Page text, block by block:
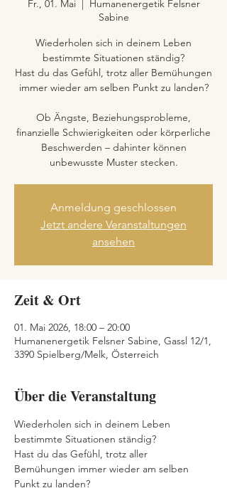
Fr., 01. Mai
  |
Humanenergetik Felsner
Sabine
Wiederholen sich in deinem Leben
bestimmte Situationen ständig?
Hast du das Gefühl, trotz aller Bemühungen
immer wieder am selben Punkt zu landen?
Ob Ängste, Beziehungsprobleme,
finanzielle Schwierigkeiten oder körperliche
Beschwerden – dahinter können
unbewusste Muster stecken.
Anmeldung geschlossen
Jetzt andere Veranstaltungen
ansehen
Zeit & Ort
01. Mai 2026, 18:00 – 20:00
Humanenergetik Felsner Sabine, Gassl 12/1,
3390 Spielberg/Melk, Österreich
Über die Veranstaltung
Wiederholen sich in deinem Leben
bestimmte Situationen ständig?
Hast du das Gefühl, trotz aller
Bemühungen immer wieder am selben
Punkt zu landen?